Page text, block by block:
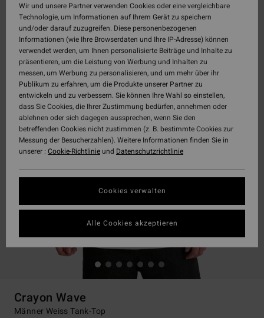
Crayon Wave
Männer Weiss Tank-Top
Wir und unsere Partner verwenden Cookies oder eine vergleichbare
Technologie, um Informationen auf Ihrem Gerät zu speichern
und/oder darauf zuzugreifen. Diese personenbezogenen
Informationen (wie Ihre Browserdaten und Ihre IP-Adresse) können
verwendet werden, um Ihnen personalisierte Beiträge und Inhalte zu
präsentieren, um die Leistung von Werbung und Inhalten zu
messen, um Werbung zu personalisieren, und um mehr über ihr
Publikum zu erfahren, um die Produkte unserer Partner zu
entwickeln und zu verbessern. Sie können Ihre Wahl so einstellen,
dass Sie Cookies, die Ihrer Zustimmung bedürfen, annehmen oder
ablehnen oder sich dagegen aussprechen, wenn Sie den
betreffenden Cookies nicht zustimmen (z. B. bestimmte Cookies zur
Messung der Besucherzahlen). Weitere Informationen finden Sie in
unserer : Cookie-Richtlinieund Datenschutzrichtlinie
Cookies verwalten
Alle Cookies akzeptieren